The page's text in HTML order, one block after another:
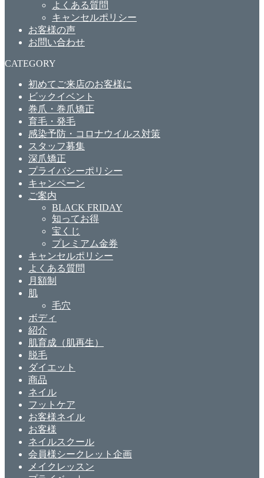
よくある質問
キャンセルポリシー
お客様の声
お問い合わせ
CATEGORY
初めてご来店のお客様に
ビックイベント
巻爪・巻爪矯正
育毛・発毛
感染予防・コロナウイルス対策
スタッフ募集
深爪矯正
プライバシーポリシー
キャンペーン
ご案内
BLACK FRIDAY
知ってお得
宝くじ
プレミアム金券
キャンセルポリシー
よくある質問
月額制
肌
毛穴
ボディ
紹介
肌育成（肌再生）
脱毛
ダイエット
商品
ネイル
フットケア
お客様ネイル
お客様
ネイルスクール
会員様シークレット企画
メイクレッスン